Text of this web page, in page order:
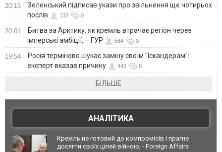
20:15
Зеленський підписав укази про звільнення ще чотирьох
послів
132 0
20:01
Битва за Арктику: як кремль втрачає регіон через
імперські амбіції, – ГУР
584 0
19:54
Росія терміново шукає заміну своїм "Іскандерам":
експерт вказав причину
442 0
БІЛЬШЕ
АНАЛІТИКА
Кремль не готовий до компромісів і прагне
досягти своїх цілей війною, - Foreign Affairs